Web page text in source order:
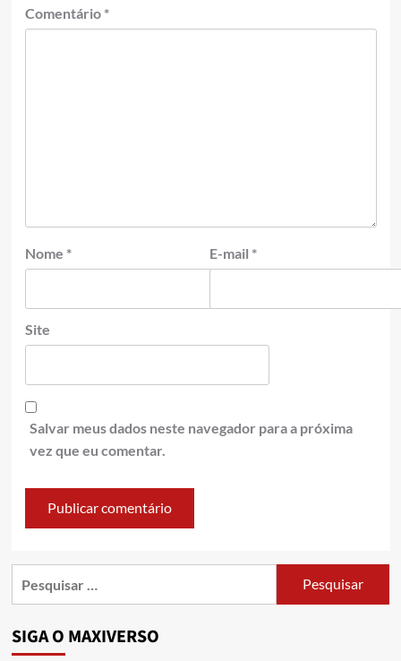
Comentário *
Nome * E-mail *
Site
Salvar meus dados neste navegador para a próxima
vez que eu comentar.
SIGA O MAXIVERSO